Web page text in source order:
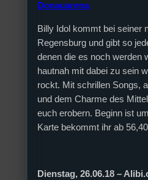
Donauarena
Billy Idol kommt bei seiner
Regensburg und gibt so
denen die es noch werden
hautnah mit dabei zu sein
rockt. Mit schrillen Songs,
und dem Charme des
euch erobern. Beginn ist
Karte bekommt ihr ab
Dienstag, 26.06.18 –